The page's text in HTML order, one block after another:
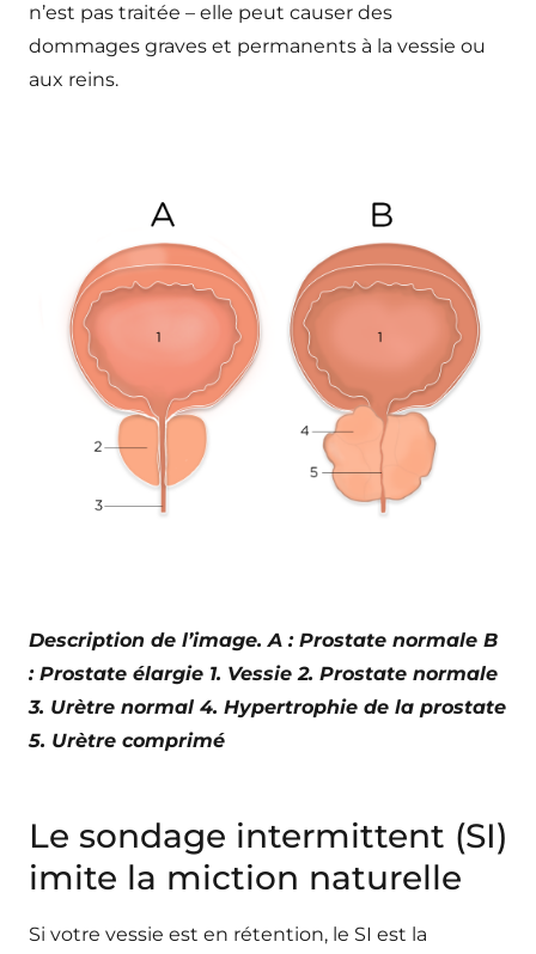
n’est pas traitée – elle peut causer des
dommages graves et permanents à la vessie ou
aux reins.
Description de l’image. A : Prostate normale B
: Prostate élargie 1. Vessie 2. Prostate normale
3. Urètre normal 4. Hypertrophie de la prostate
5. Urètre comprimé
Le sondage intermittent (SI)
imite la miction naturelle
Si votre vessie est en rétention, le SI est la